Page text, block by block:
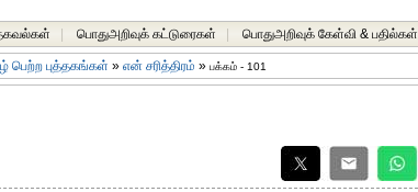
பொதுஅறிவுக் கட்டுரைகள் பொதுஅறிவுக் கேள்வி & பதில்கள்
பெற்ற புத்தகங்கள் » என் சரித்திரம் » பக்கம் - 101